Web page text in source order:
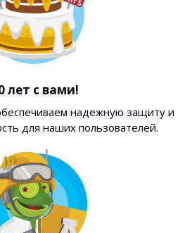
лет с вами!
надежную защиту и
для наших пользователей.